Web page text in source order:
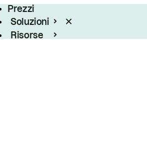
Prezzi
Soluzioni
Risorse